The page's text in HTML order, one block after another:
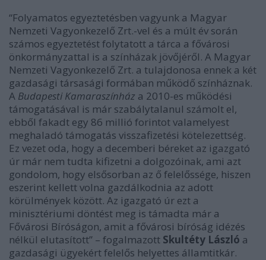
“Folyamatos egyeztetésben vagyunk a Magyar
Nemzeti Vagyonkezelő Zrt.-vel és a múlt év során
számos egyeztetést folytatott a tárca a fővárosi
önkormányzattal is a színházak jövőjéről. A Magyar
Nemzeti Vagyonkezelő Zrt. a tulajdonosa ennek a két
gazdasági társasági formában működő színháznak.
A Budapesti Kamaraszínház a 2010-es működési
támogatásával is már szabálytalanul számolt el,
ebből fakadt egy 86 millió forintot valamelyest
meghaladó támogatás visszafizetési kötelezettség.
Ez vezet oda, hogy a decemberi béreket az igazgató
úr már nem tudta kifizetni a dolgozóinak, ami azt
gondolom, hogy elsősorban az ő felelőssége, hiszen
eszerint kellett volna gazdálkodnia az adott
körülmények között. Az igazgató úr ezt a
minisztériumi döntést meg is támadta már a
Fővárosi Bíróságon, amit a fővárosi bíróság idézés
nélkül elutasított” – fogalmazott Skultéty László a
gazdasági ügyekért felelős helyettes államtitkár.